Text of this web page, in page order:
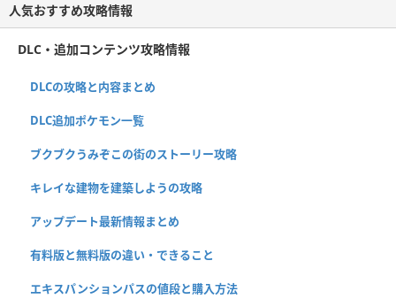
人気おすすめ攻略情報
DLC・追加コンテンツ攻略情報
DLCの攻略と内容まとめ
DLC追加ポケモン一覧
ブクブクうみぞこの街のストーリー攻略
キレイな建物を建築しようの攻略
アップデート最新情報まとめ
有料版と無料版の違い・できること
エキスパンションパスの値段と購入方法